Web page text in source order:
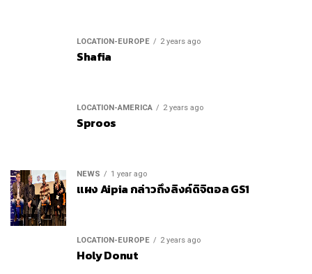
LOCATION-EUROPE 2 years ago
Shafia
LOCATION-AMERICA 2 years ago
Sproos
NEWS 1 year ago
แผง Aipia กล่าวถึงลิงค์ดิจิตอล GS1
LOCATION-EUROPE 2 years ago
Holy Donut